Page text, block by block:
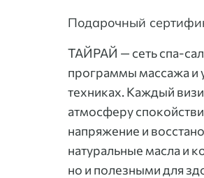
Подарочный
ТАЙРАЙ — сеть спа-
программы массажа и
техниках. Каждый
атмосферу
напряжение и
натуральные масла и
но и полезными для